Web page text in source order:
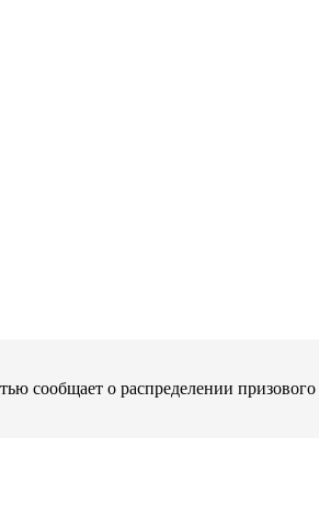
сообщает о распределении призового